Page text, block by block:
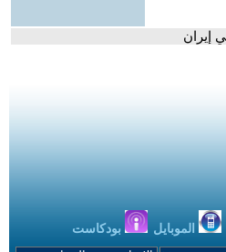
الموبايل بودكاست